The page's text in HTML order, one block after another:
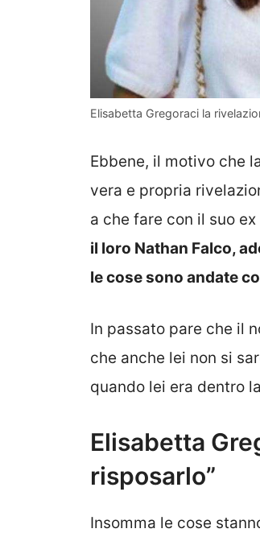
Elisabetta Gregoraci la
Ebbene, il motivo che
vera e propria
a che fare con il suo
il loro Nathan Falco,
le cose sono andate
In passato pare che il
che anche lei non si
quando lei era dentro
Elisabetta
risposarlo”
Insomma le cose